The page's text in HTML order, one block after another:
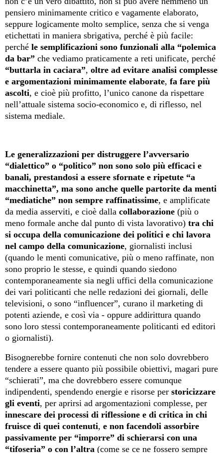
pensiero minimamente critico e vagamente elaborato,
seppure logicamente molto semplice, senza che si venga
etichettati in maniera sbrigativa, perché è più facile:
perché le semplificazioni sono funzionali alla “polemica
da bar” che vediamo praticamente a reti unificate, perché
“buttarla in caciara”, oltre ad evitare analisi complesse
e argomentazioni minimamente elaborate, fa fare più
ascolti, e cioè più profitto, l’unico canone da rispettare
nell’attuale sistema socio-economico e, di riflesso, nel
sistema mediale.
Le generalizzazioni per distruggere l’avversario
“dialettico” o “politico” non sono solo più efficaci e
banali, prestandosi a essere sfornate e ripetute “a
macchinetta”, ma sono anche quelle partorite da menti
“mediatiche” non sempre raffinatissime, e amplificate
da media asserviti, e cioè dalla collaborazione (più o
meno formale anche dal punto di vista lavorativo) tra chi
si occupa della comunicazione dei politici e chi lavora
nel campo della comunicazione, giornalisti inclusi
(quando le menti comunicative, più o meno raffinate, non
sono proprio le stesse, e quindi quando siedono
contemporaneamente sia negli uffici della comunicazione
dei vari politicanti che nelle redazioni dei giornali, delle
televisioni, o sono “influencer”, curano il marketing di
potenti aziende, e così via - oppure addirittura quando
sono loro stessi contemporaneamente politicanti ed editori
o giornalisti).
Bisognerebbe fornire contenuti che non solo dovrebbero
tendere a essere quanto più possibile obiettivi, magari pure
“schierati”, ma che dovrebbero essere comunque
indipendenti, spendendo energie e risorse per storicizzare
gli eventi, per aprirsi ad argomentazioni complesse, per
innescare dei processi di riflessione e di critica in chi
fruisce di quei contenuti, e non facendoli assorbire
passivamente per “imporre” di schierarsi con una
“tifoseria” o con l’altra (come se ce ne fossero sempre